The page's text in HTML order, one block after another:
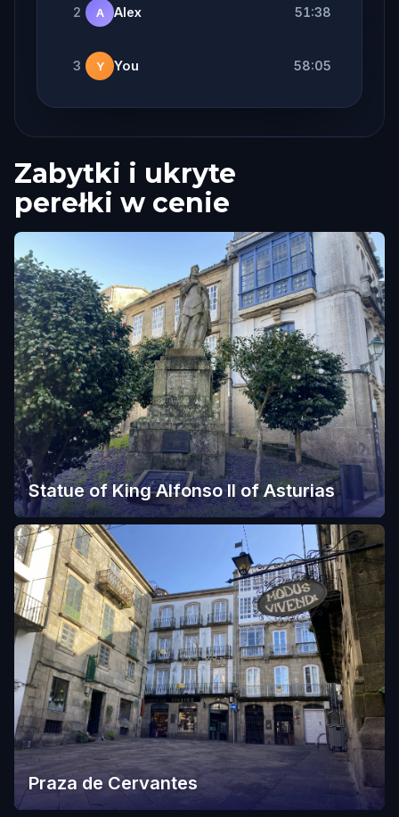
2 A Alex 51:38
3 Y You 58:05
Zabytki i ukryte
perełki w cenie
Statue of King Alfonso II of Asturias
Praza de Cervantes